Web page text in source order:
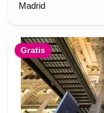
Madrid
Gratis